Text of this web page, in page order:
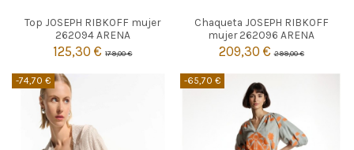
Top JOSEPH RIBKOFF mujer
262094 ARENA
125,30 €179,00 €
44
 Añadir al carrito
Chaqueta JOSEPH RIBKOFF
mujer 262096 ARENA
209,30 €299,00 €
44

Añadir al carrito
-74,70 €
-65,70 €